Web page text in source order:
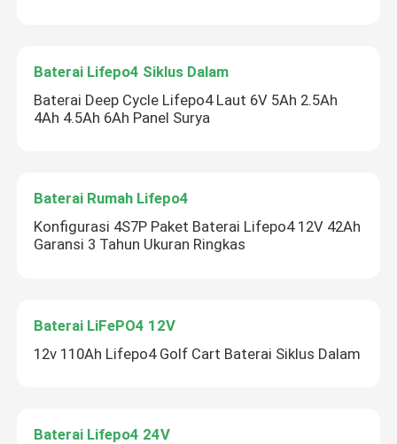
Baterai Lifepo4 Siklus Dalam
Baterai Deep Cycle Lifepo4 Laut 6V 5Ah 2.5Ah
4Ah 4.5Ah 6Ah Panel Surya
Baterai Rumah Lifepo4
Konfigurasi 4S7P Paket Baterai Lifepo4 12V 42Ah
Garansi 3 Tahun Ukuran Ringkas
Baterai LiFePO4 12V
12v 110Ah Lifepo4 Golf Cart Baterai Siklus Dalam
Baterai Lifepo4 24V